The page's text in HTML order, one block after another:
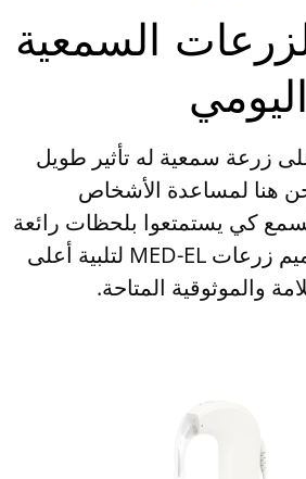
السمعية
زرعة سمعية له تأثير طويل
هنا لمساعدة الأشخاص
كي يستمتعوا بلحظات رائعة
يومًا بعد يوم تم تصميم زرعات MED-EL لتلبية أعلى
والموثوقية المتاحة.